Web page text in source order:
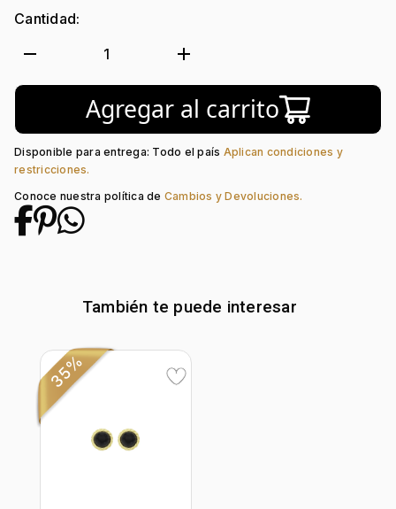
Tono Metal:
Metal: Oro 18 Kilates
Bisel
Colección: Ninguno
Piedra central: Ónix
Cantidad:
remove 1 add
Agregar al carrito
Disponible para entrega: Todo el país Aplican condiciones y
restricciones.
Conoce nuestra política de Cambios y Devoluciones.
También te puede interesar
35%